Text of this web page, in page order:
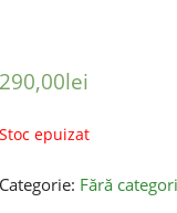
290,00lei
Stoc epuizat
Categorie: Fără